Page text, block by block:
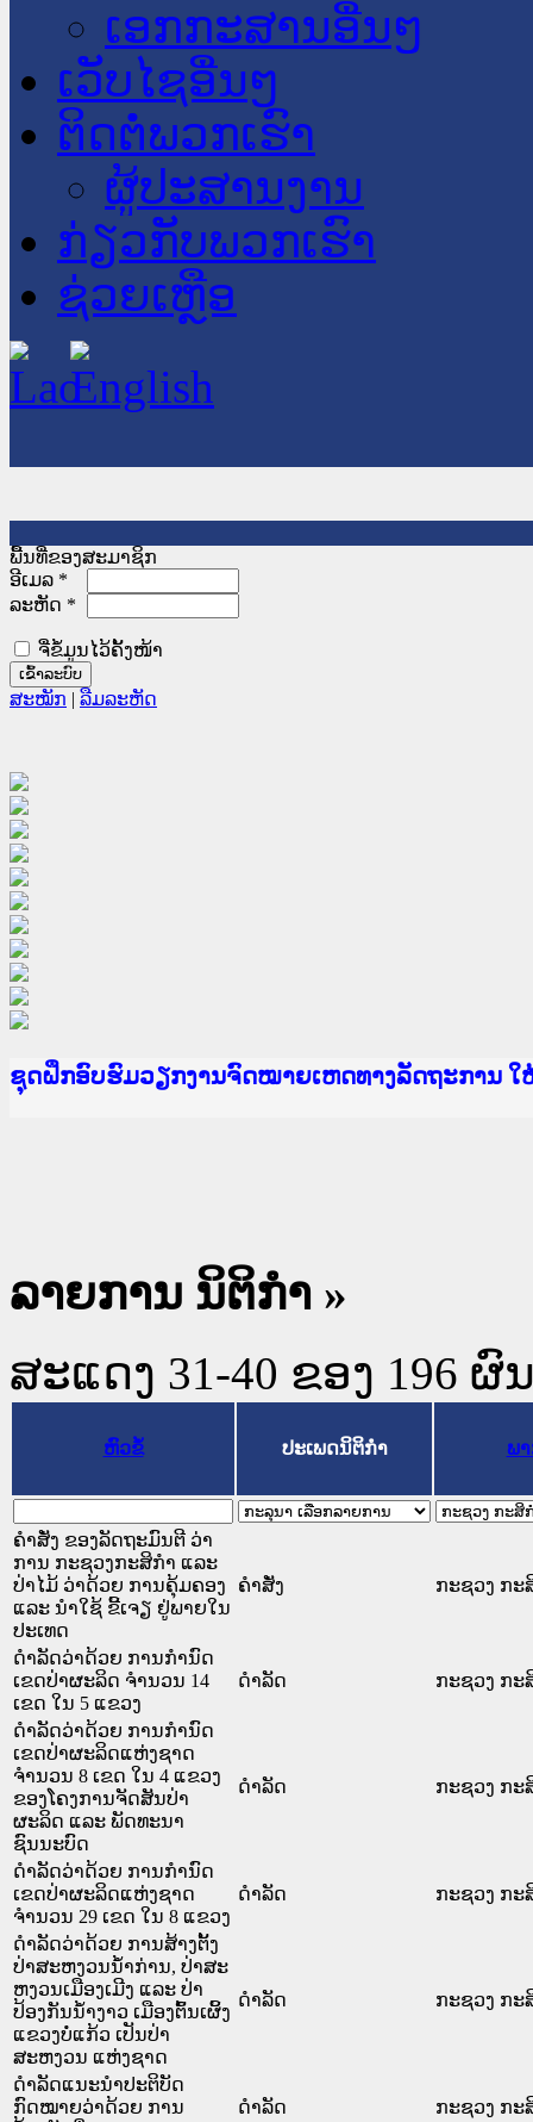
ເອກກະສານອື່ນໆ
ເວັບໄຊອື່ນໆ
ຕິດຕໍ່ພວກເຮົາ
ຜູ້ປະສານງານ
ກ່ຽວກັບພວກເຮົາ
ຊ່ວຍເຫຼືອ
ພື້ນທີ່ຂອງສະມາຊິກ
ອີເມລ *
ລະຫັດ *
ຈື່ຂໍ້ມູນໄວ້ຄັ້ງໜ້າ
ສະໝັກ | ລືມລະຫັດ
Ministry of Justice Lao PDR
ເຜີຍແຜ່ວັບໄຊຈົດໝາຍເຫດທາງລັດຖະການ ແລະ ແອັ
ກະຊວງຍຸຕິທຳ
ຊຸດຝຶກອົບຮົມວຽກງານຈົດໝາຍເຫດທາງລັດຖະການ
ກອງປະຊຸມທົບທວນຄືນການຈັດຕັ້ງປະຕິບັດວຽກງານຈົ
ຝຶກອົບຮົມ ຜູ່ປະສານງານວຽກງານຈົດໝາຍເຫດທາງລັ
ຝຶກອົບຮົມ ຜູ່ປະສານງານວຽກງານຈົດໝາຍເຫດທາງລັ
ເຜີຍແຜ່ແອັບກົດໝາຍລາວ ແລະ ເວັບໄຊຈົດໝາຍເຫດ
ເຜີຍແຜ່ແອັບກົດໝາຍລາວ ແລະ ເວັບໄຊຈົດໝາຍເຫດ
ຍົກລະດັບວຽກງານຈົດໝາຍເຫດທາງລັດຖະການໃຫ້ຜູ້
ຊຸດຝຶກອົບຮົມວຽກງານຈົດໝາຍເຫດທາງລັດຖະການ ໃ
ລາຍການ ນິຕິກໍາ »
ສະແດງ 31-40 ຂອງ 196 ຜົ
ຫົວຂໍ້ ປະເພດນິຕິກຳ ພ
ຄຳສັ່ງ ຂອງລັດຖະມົນຕີ ວ່າ
ການ ກະຊວງກະສິກຳ ແລະ
ປ່າໄມ້ ວ່າດ້ວຍ ການຄຸ້ມຄອງ
ແລະ ນຳໃຊ້ ຂີ້ເຈຽ ຢູ່ພາຍໃນ
ປະເທດ
ຄໍາສັ່ງ ກະຊວງ ກະ
ດຳລັດວ່າດ້ວຍ ການກຳນົດ
ເຂດປ່າຜະລິດ ຈຳນວນ 14
ເຂດ ໃນ 5 ແຂວງ
ດໍາລັດ ກະຊວງ ກະ
ດຳລັດວ່າດ້ວຍ ການກຳນົດ
ເຂດປ່າຜະລິດແຫ່ງຊາດ
ຈຳນວນ 8 ເຂດ ໃນ 4 ແຂວງ
ຂອງໂຄງການຈັດສັນປ່າ
ຜະລິດ ແລະ ພັດທະນາ
ຊົນນະບົດ
ດໍາລັດ ກະຊວງ ກະ
ດຳລັດວ່າດ້ວຍ ການກຳນົດ
ເຂດປ່າຜະລິດແຫ່ງຊາດ
ຈຳນວນ 29 ເຂດ ໃນ 8 ແຂວງ
ດໍາລັດ ກະຊວງ ກະ
ດຳລັດວ່າດ້ວຍ ການສ້າງຕັ້ງ
ປ່າສະຫງວນນ້ຳກ່ານ, ປ່າສະ
ຫງວນເມືອງເມີງ ແລະ ປ່າ
ປ້ອງກັນນ້ຳງາວ ເມືອງຕົ້ນເຜິ້ງ
ແຂວງບໍ່ແກ້ວ ເປັນປ່າ
ສະຫງວນ ແຫ່ງຊາດ
ດໍາລັດ ກະຊວງ ກະ
ດຳລັດແນະນຳປະຕິບັດ
ກົດໝາຍວ່າດ້ວຍ ການ
ດໍາລັດ ກະຊວງ ກະ